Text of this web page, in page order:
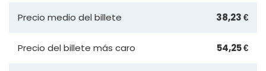
Precio medio del billete 38,23 €
Precio del billete más caro 54,25 €